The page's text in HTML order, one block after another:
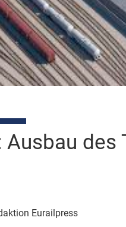
Ausbau
Eurailpress